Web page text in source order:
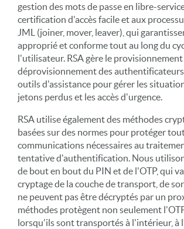
gestion des mots de passe en libre-
certification d'accès facile et aux
JML (joiner, mover, leaver), qui
approprié et conforme tout au long du
l'utilisateur. RSA gère le
déprovisionnement des
outils d'assistance pour gérer les
jetons perdus et les accès d'urgence.
RSA utilise également des méthodes
basées sur des normes pour protéger
communications nécessaires au
tentative d'authentification. Nous
de bout en bout du PIN et de l'OTP, qui
cryptage de la couche de transport, de
ne peuvent pas être décryptés par un
méthodes protègent non seulement
lorsqu'ils sont transportés à l'intérieur, à